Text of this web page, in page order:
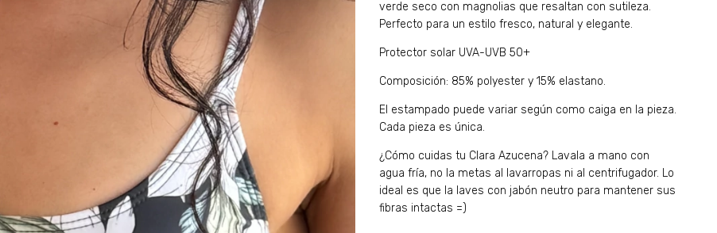
verde seco con magnolias que resaltan con sutileza.
Perfecto para un estilo fresco, natural y elegante.
Protector solar UVA-UVB 50+
Composición: 85% polyester y 15% elastano.
El estampado puede variar según como caiga en la pieza.
Cada pieza es única.
¿Cómo cuidas tu Clara Azucena? Lavala a mano con
agua fría, no la metas al lavarropas ni al centrifugador. Lo
ideal es que la laves con jabón neutro para mantener sus
fibras intactas =)